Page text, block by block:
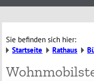
Sie befinden sich hier:
Startseite
Rathaus